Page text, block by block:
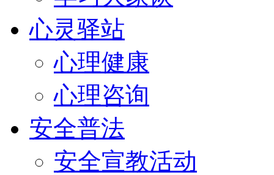
心灵驿站
心理健康
心理咨询
安全普法
安全宣教活动